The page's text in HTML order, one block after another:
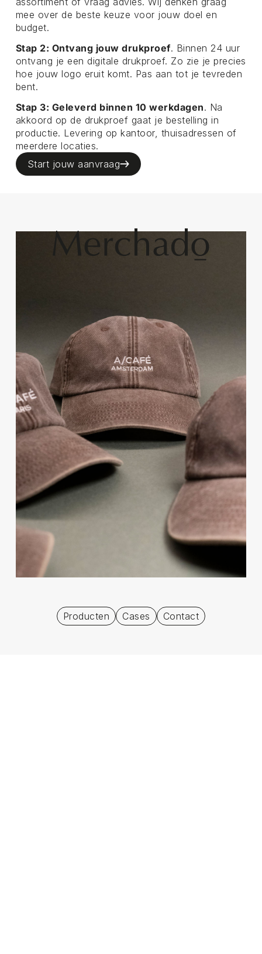
mee over de beste keuze voor jouw doel en
budget.
Stap 2: Ontvang jouw drukproef. Binnen 24 uur
ontvang je een digitale drukproef. Zo zie je precies
hoe jouw logo eruit komt. Pas aan tot je tevreden
bent.
Stap 3: Geleverd binnen 10 werkdagen. Na
akkoord op de drukproef gaat je bestelling in
productie. Levering op kantoor, thuisadressen of
meerdere locaties.
Start jouw aanvraag
Producten Cases Contact